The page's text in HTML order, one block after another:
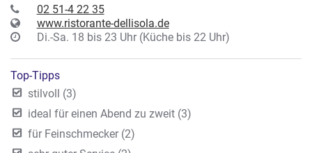
02 51-4 22 35
www.ristorante-dellisola.de
Di.-Sa. 18 bis 23 Uhr (Küche bis 22 Uhr)
Top-Tipps
stilvoll (3)
ideal für einen Abend zu zweit (3)
für Feinschmecker (2)